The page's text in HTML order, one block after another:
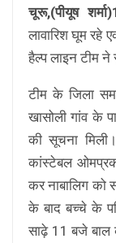
चूरू,(पीयूष
लावारिश घूम रहे
हैल्प लाइन टीम ने
टीम के जिला
खासोली गांव के
की सूचना
कांस्टेबल
कर नाबालिग
के बाद बच्चे के
साढ़े 11 बजे बाल